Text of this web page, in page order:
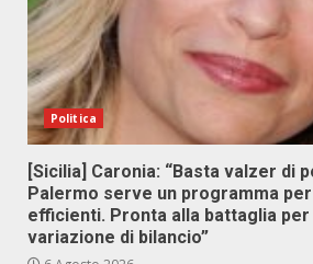
Politica
[Sicilia] Caronia: “Basta valzer di
Palermo serve un programma
efficienti. Pronta alla battaglia per
variazione di bilancio”